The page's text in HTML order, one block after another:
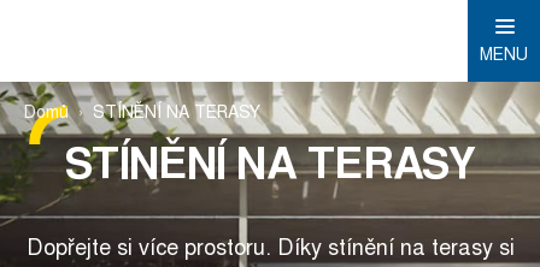
MENU
Domů STÍNĚNÍ NA TERASY
STÍNĚNÍ NA TERASY
Dopřejte si více prostoru. Díky stínění na terasy si